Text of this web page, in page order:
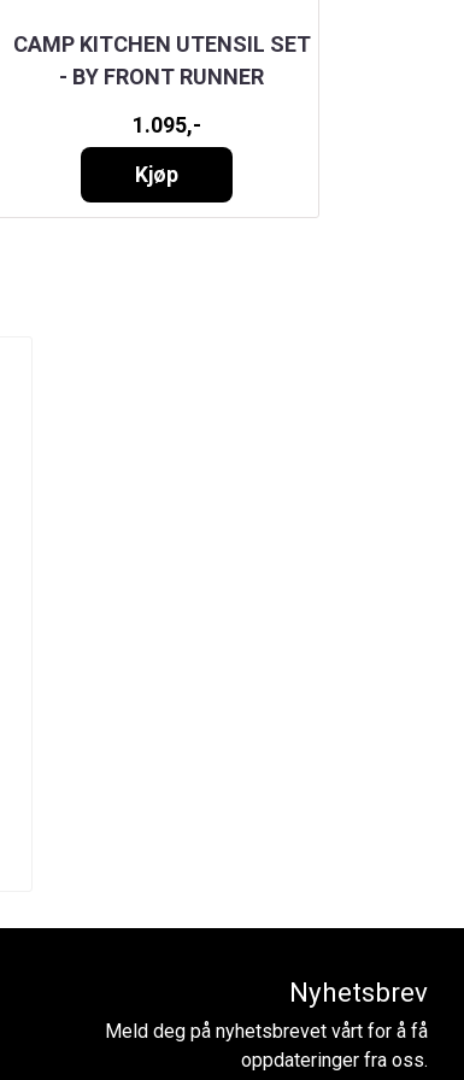
CAMP KITCHEN UTENSIL SET
- BY FRONT RUNNER
1.095,-
Kjøp
Nyhetsbrev
Meld deg på nyhetsbrevet vårt for å få
oppdateringer fra oss.